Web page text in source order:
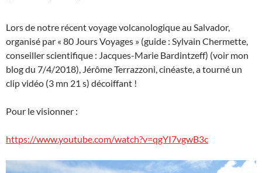
Lors de notre récent voyage volcanologique au Salvador,
organisé par « 80 Jours Voyages » (guide : Sylvain Chermette,
conseiller scientifique : Jacques-Marie Bardintzeff) (voir mon
blog du 7/4/2018), Jérôme Terrazzoni, cinéaste, a tourné un
clip vidéo (3 mn 21 s) décoiffant !
Pour le visionner :
https://www.youtube.com/watch?v=qgYI7vgwB3c